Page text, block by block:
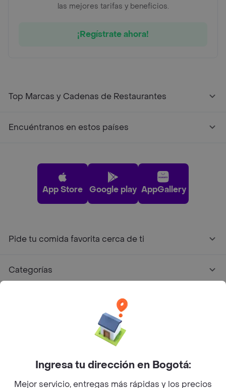
las mejores tarifas y beneficios.
¡Regístrate ahora!
Top Marcas y Cadenas de Restaurantes
Encuéntranos en estos países
App Store Google play AppGallery
Pide tu comida favorita cerca de ti
Categorías
Facebook
Twitter
Instagram
©2026Rappi Inc. All rights reserved.
Ingresa tu dirección en Bogotá:
Mejor servicio, entregas más rápidas y los precios